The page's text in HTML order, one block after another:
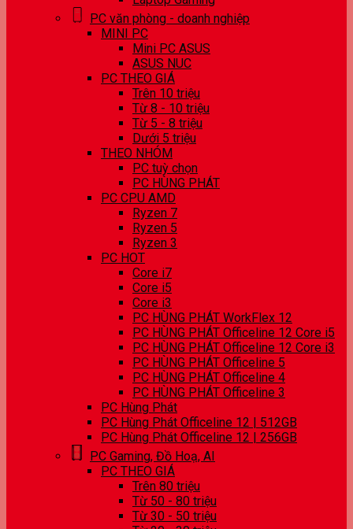
PC văn phòng - doanh nghiệp
MINI PC
Mini PC ASUS
ASUS NUC
PC THEO GIÁ
Trên 10 triệu
Từ 8 - 10 triệu
Từ 5 - 8 triệu
Dưới 5 triệu
THEO NHÓM
PC tuỳ chọn
PC HÙNG PHÁT
PC CPU AMD
Ryzen 7
Ryzen 5
Ryzen 3
PC HOT
Core i7
Core i5
Core i3
PC HÙNG PHÁT WorkFlex 12
PC HÙNG PHÁT Officeline 12 Core i5
PC HÙNG PHÁT Officeline 12 Core i3
PC HÙNG PHÁT Officeline 5
PC HÙNG PHÁT Officeline 4
PC HÙNG PHÁT Officeline 3
PC Hùng Phát
PC Hùng Phát Officeline 12 | 512GB
PC Hùng Phát Officeline 12 | 256GB
PC Gaming, Đồ Hoạ, AI
PC THEO GIÁ
Trên 80 triệu
Từ 50 - 80 triệu
Từ 30 - 50 triệu